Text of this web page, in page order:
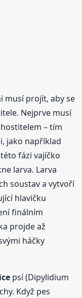
musí projít, aby se
Nejprve musí
– tím
jako například
fázi vajíčko
larva. Larva
soustav a vytvoří
hlavičku
finálním
projde až
háčky
psí (Dipylidium
Když pes